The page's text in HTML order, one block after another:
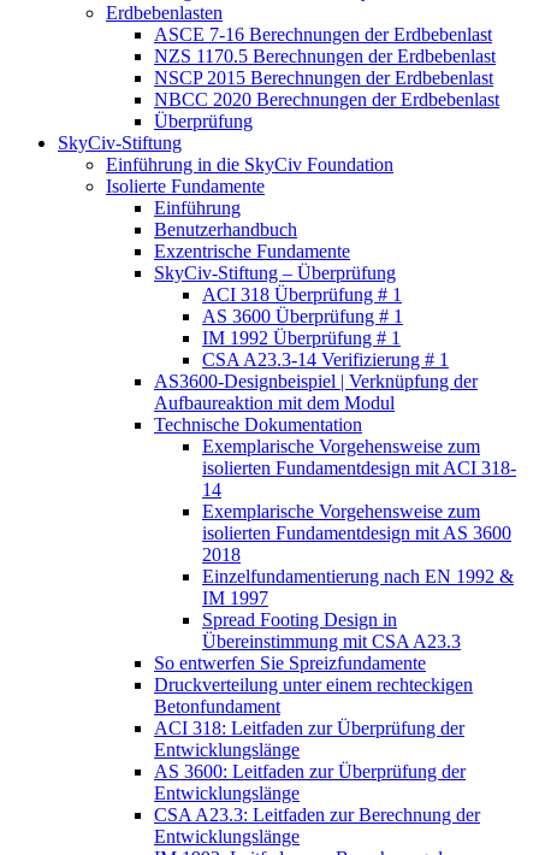
Erdbebenlasten
ASCE 7-16 Berechnungen der Erdbebenlast
NZS 1170.5 Berechnungen der Erdbebenlast
NSCP 2015 Berechnungen der Erdbebenlast
NBCC 2020 Berechnungen der Erdbebenlast
Überprüfung
SkyCiv-Stiftung
Einführung in die SkyCiv Foundation
Isolierte Fundamente
Einführung
Benutzerhandbuch
Exzentrische Fundamente
SkyCiv-Stiftung – Überprüfung
ACI 318 Überprüfung # 1
AS 3600 Überprüfung # 1
IM 1992 Überprüfung # 1
CSA A23.3-14 Verifizierung # 1
AS3600-Designbeispiel | Verknüpfung der
Aufbaureaktion mit dem Modul
Technische Dokumentation
Exemplarische Vorgehensweise zum
isolierten Fundamentdesign mit ACI 318-
14
Exemplarische Vorgehensweise zum
isolierten Fundamentdesign mit AS 3600
2018
Einzelfundamentierung nach EN 1992 &
IM 1997
Spread Footing Design in
Übereinstimmung mit CSA A23.3
So entwerfen Sie Spreizfundamente
Druckverteilung unter einem rechteckigen
Betonfundament
ACI 318: Leitfaden zur Überprüfung der
Entwicklungslänge
AS 3600: Leitfaden zur Überprüfung der
Entwicklungslänge
CSA A23.3: Leitfaden zur Berechnung der
Entwicklungslänge